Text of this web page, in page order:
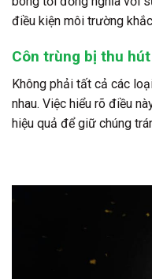
điều kiện môi trường
Côn trùng bị thu
Không phải tất cả các
nhau. Việc hiểu rõ điều
hiệu quả để giữ chúng